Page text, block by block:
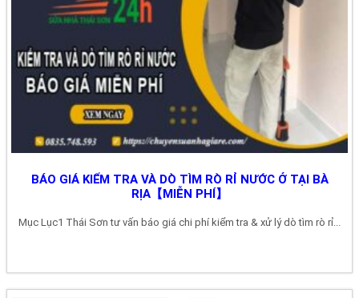
BÁO GIÁ KIỂM TRA VÀ DÒ TÌM RÒ RỈ NƯỚC Ở TẠI BÀ
RỊA【MIỄN PHÍ】
Mục Lục1 Thái Sơn tư vấn báo giá chi phí kiểm tra & xử lý dò tìm rò rỉ...